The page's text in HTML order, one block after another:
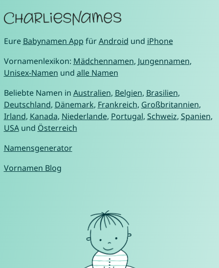
Eure Babynamen App fürAndroid und iPhone
Vornamenlexikon: Mädchennamen, Jungennamen,
Unisex-Namen und alle Namen
Beliebte Namen in Australien, Belgien, Brasilien,
Deutschland, Dänemark, Frankreich, Großbritannien,
Irland, Kanada, Niederlande, Portugal, Schweiz, Spanien,
USAund Österreich
Namensgenerator
Vornamen Blog